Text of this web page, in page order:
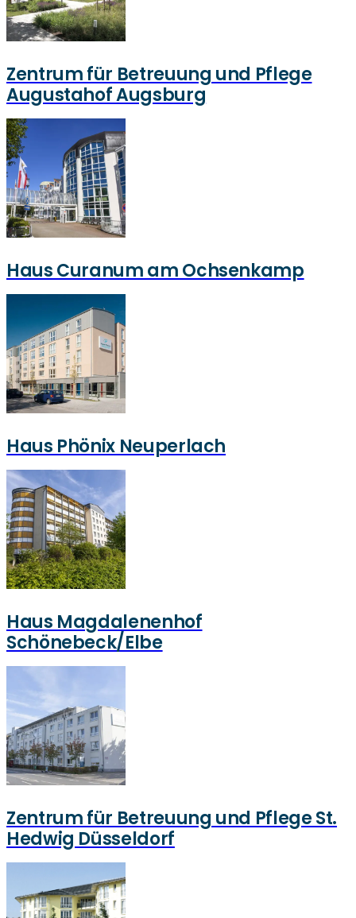
Zentrum für Betreuung und Pflege
Augustahof Augsburg
Haus Curanum am Ochsenkamp
Haus Phönix Neuperlach
Haus Magdalenenhof
Schönebeck/Elbe
Zentrum für Betreuung und Pflege St.
Hedwig Düsseldorf